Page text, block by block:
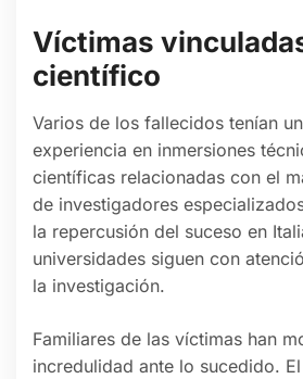
Víctimas
científico
Varios de los fallecidos tenían
experiencia en inmersiones
científicas relacionadas con el
de investigadores
la repercusión del suceso en
universidades siguen con
la investigación.
Familiares de las víctimas han
incredulidad ante lo sucedido.